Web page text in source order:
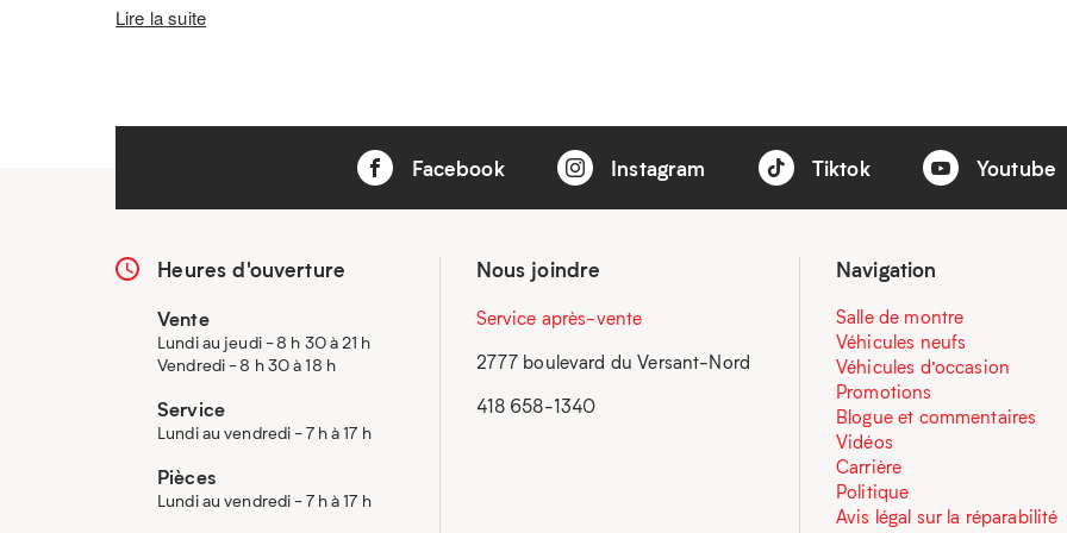
Lire la suite
Facebook Instagram Tiktok Youtube
Heures d'ouverture
Vente
Lundi au jeudi - 8 h 30 à 21 h
Vendredi - 8 h 30 à 18 h
Service
Lundi au vendredi - 7 h à 17 h
Pièces
Lundi au vendredi - 7 h à 17 h
Nous joindre
Service après-vente
2777 boulevard du Versant-Nord
418 658-1340
Navigation
Salle de montre
Véhicules neufs
Véhicules d’occasion
Promotions
Blogue et commentaires
Vidéos
Carrière
Politique
Avis légal sur la réparabilité